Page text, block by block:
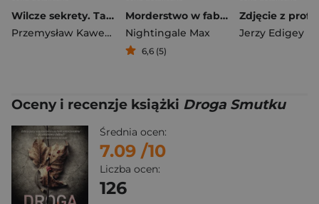
Wilcze sekrety. Tajemnice jeziora Omulew
Przemysław Kawecki
Morderstwo w fabryce snów
Nightingale Max
6,6 (5)
Zdjęcie z
Jerzy Edigey
Oceny i recenzje książki Droga Smutku
Średnia ocen:
7.09 /10
Liczba ocen:
126